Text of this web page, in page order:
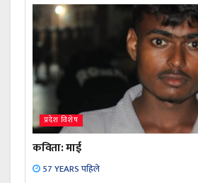
प्रदेश विशेष
कविता: माई
57 YEARS पहिले